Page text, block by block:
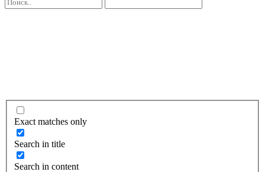
Exact matches only
Search in title
Search in content